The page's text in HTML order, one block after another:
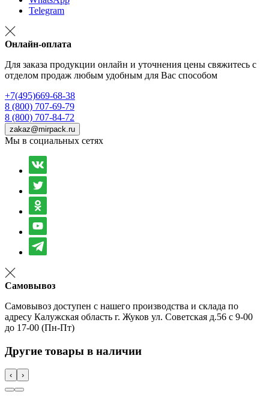
Telegram
Онлайн-оплата
Для заказа продукции онлайн и уточнения цены свяжитесь с
отделом продаж любым удобным для Вас способом
+7(495)669-68-38
8 (800) 707-69-79
8 (800) 707-84-72
zakaz@mirpack.ru
Мы в социальных сетях
Самовывоз
Самовывоз доступен с нашего производства и склада по
адресу Калужская область г. Жуков ул. Советская д.56 с 9-00
до 17-00 (Пн-Пт)
Другие товары в наличии
‹ ›